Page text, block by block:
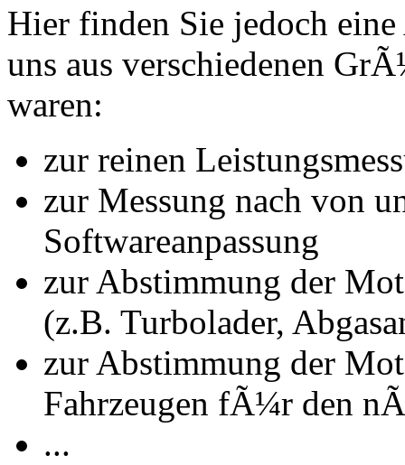
Hier finden Sie jedoch
uns aus verschiedenen
waren:
zur reinen
zur Messung nach von
Softwareanpassung
zur Abstimmung der
(z.B. Turbolader,
zur Abstimmung der
Fahrzeugen fÃ¼r den
...